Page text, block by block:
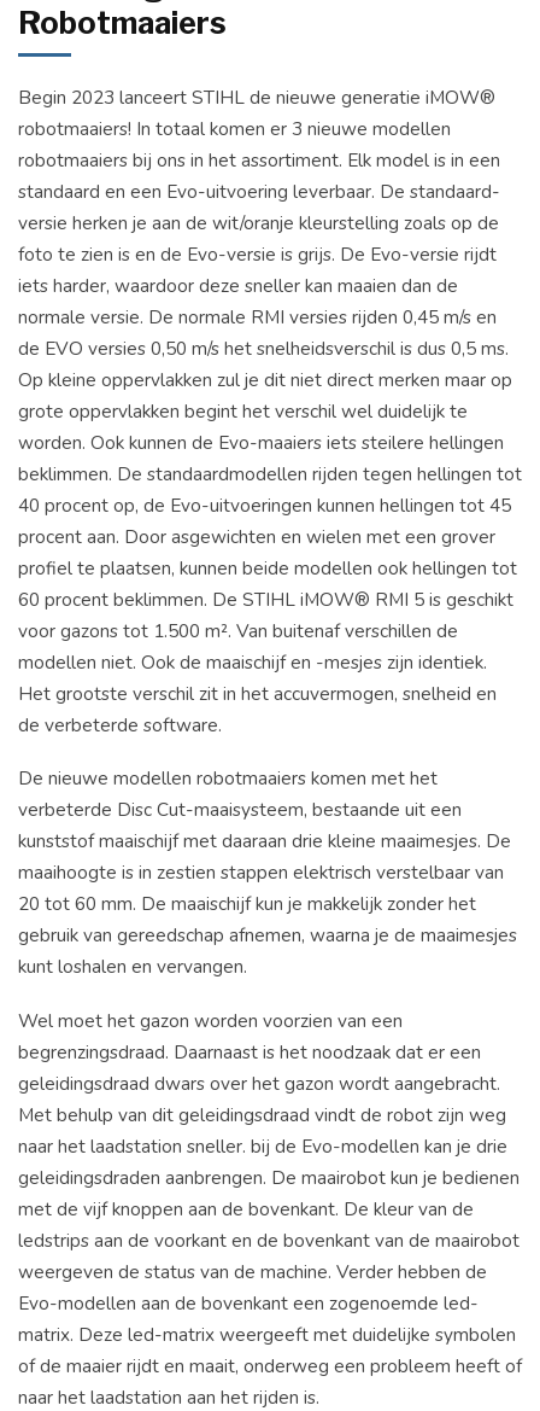
Robotmaaiers
Begin 2023 lanceert STIHL de nieuwe generatie iMOW®
robotmaaiers! In totaal komen er 3 nieuwe modellen
robotmaaiers bij ons in het assortiment. Elk model is in een
standaard en een Evo-uitvoering leverbaar. De standaard-
versie herken je aan de wit/oranje kleurstelling zoals op de
foto te zien is en de Evo-versie is grijs. De Evo-versie rijdt
iets harder, waardoor deze sneller kan maaien dan de
normale versie. De normale RMI versies rijden 0,45 m/s en
de EVO versies 0,50 m/s het snelheidsverschil is dus 0,5 ms.
Op kleine oppervlakken zul je dit niet direct merken maar op
grote oppervlakken begint het verschil wel duidelijk te
worden. Ook kunnen de Evo-maaiers iets steilere hellingen
beklimmen. De standaardmodellen rijden tegen hellingen tot
40 procent op, de Evo-uitvoeringen kunnen hellingen tot 45
procent aan. Door asgewichten en wielen met een grover
profiel te plaatsen, kunnen beide modellen ook hellingen tot
60 procent beklimmen. De STIHL iMOW® RMI 5 is geschikt
voor gazons tot 1.500 m². Van buitenaf verschillen de
modellen niet. Ook de maaischijf en -mesjes zijn identiek.
Het grootste verschil zit in het accuvermogen, snelheid en
de verbeterde software.
De nieuwe modellen robotmaaiers komen met het
verbeterde Disc Cut-maaisysteem, bestaande uit een
kunststof maaischijf met daaraan drie kleine maaimesjes. De
maaihoogte is in zestien stappen elektrisch verstelbaar van
20 tot 60 mm. De maaischijf kun je makkelijk zonder het
gebruik van gereedschap afnemen, waarna je de maaimesjes
kunt loshalen en vervangen.
Wel moet het gazon worden voorzien van een
begrenzingsdraad. Daarnaast is het noodzaak dat er een
geleidingsdraad dwars over het gazon wordt aangebracht.
Met behulp van dit geleidingsdraad vindt de robot zijn weg
naar het laadstation sneller. bij de Evo-modellen kan je drie
geleidingsdraden aanbrengen. De maairobot kun je bedienen
met de vijf knoppen aan de bovenkant. De kleur van de
ledstrips aan de voorkant en de bovenkant van de maairobot
weergeven de status van de machine. Verder hebben de
Evo-modellen aan de bovenkant een zogenoemde led-
matrix. Deze led-matrix weergeeft met duidelijke symbolen
of de maaier rijdt en maait, onderweg een probleem heeft of
naar het laadstation aan het rijden is.